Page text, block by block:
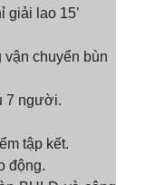
giải lao 15’
chuyển bùn
7 người.
tập kết.
động.